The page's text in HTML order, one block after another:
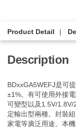
Product Detail
Description
BDxxGA5WEFJ是可
±1%。有可使用外接
可變型以及1.5V/1.8V/
定輸出型兩種。封裝
家電等廣泛用途。本